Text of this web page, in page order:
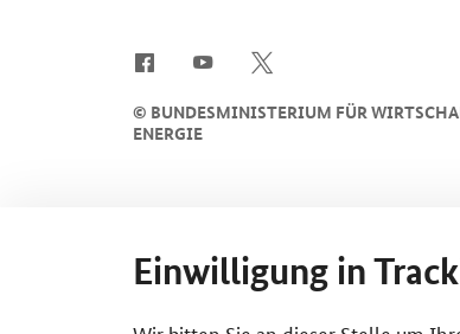
© BUNDESMINISTERIUM FÜR
ENERGIE
Einwilligung in